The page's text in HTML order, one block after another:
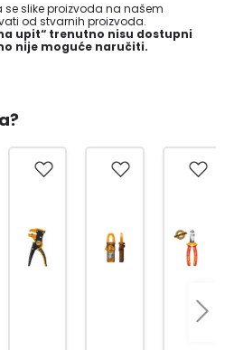
slike proizvoda na našem
od stvarnih proizvoda.
upit“ trenutno nisu dostupni
nije moguće naručiti.